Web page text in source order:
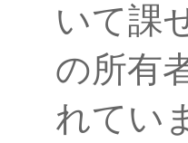
いて課
の所有
れてい